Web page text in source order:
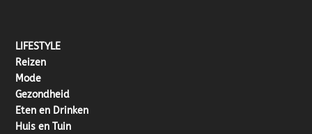
LIFESTYLE
Reizen
Mode
Gezondheid
Eten en Drinken
Huis en Tuin